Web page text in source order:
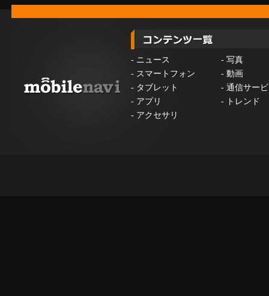
- ニュース - 写真
- スマートフォン - 動画
- タブレット - 通信サー
- アプリ -
トレンド
- アクセサリ